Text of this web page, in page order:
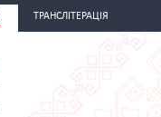
ТРАНСЛІТЕРАЦІЯ